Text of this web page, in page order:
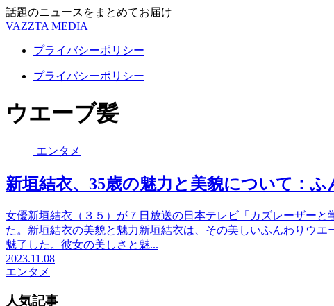
話題のニュースをまとめてお届け
VAZZTA MEDIA
プライバシーポリシー
プライバシーポリシー
ウエーブ髪
エンタメ
新垣結衣、35歳の魅力と美貌について：
女優新垣結衣（３５）が７日放送の日本テレビ「カズレーザー
た。新垣結衣の美貌と魅力新垣結衣は、その美しいふんわりウ
魅了した。彼女の美しさと魅...
2023.11.08
エンタメ
人気記事